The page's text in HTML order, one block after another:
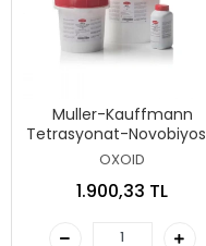
Muller-Kauffmann
Tetrasyonat-
Broth (MkTTn) 500 Gr
OXOID
1.900,33 TL